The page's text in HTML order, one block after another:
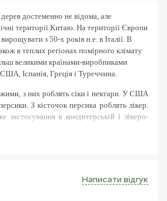
достеменно не відома, але
території Китаю. На території Європи
з 50-х років н.е. в Італії. В
в теплих регіонах помірного клімату
великими країнами-виробниками
США, Іспанія, Греція і Туреччина.
з них роблять сіки і нектари. У США
З кісточок персика роблять лікер.
в кондитерській і лікеро-
стравах і напоях. Іноді застосовують
органічні кислоти, калій, залізо, фосфор,
і магній.
Написати вiдгук